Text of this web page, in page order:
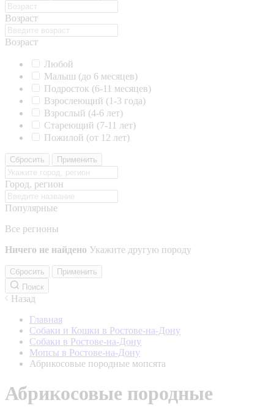
Возраст
Возраст
Любой
Малыш (до 6 месяцев)
Подросток (6-11 месяцев)
Взрослеющий (1-3 года)
Взрослый (4-6 лет)
Стареющий (7-11 лет)
Пожилой (от 12 лет)
Сбросить Применить
Город, регион
Популярные
Все регионы
Ничего не найдено Укажите другую породу
Сбросить
Применить
Поиск
Назад
Главная
Собаки и Кошки в Ростове-на-Дону
Собаки в Ростове-на-Дону
Мопсы в Ростове-на-Дону
Абрикосовые породные мопсята
Абрикосовые породные